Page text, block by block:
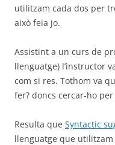
utilitzam cada dos per
això feia jo.
Assistint a un curs de
llenguatge) l’instructor
com si res. Tothom va
fer? doncs cercar-ho per
Resulta que Syntactic
llenguatge que